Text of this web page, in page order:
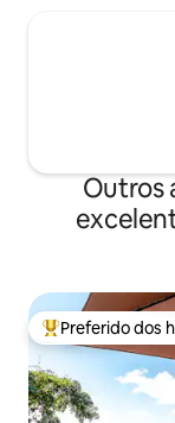
Outros
Entre os
Preferido dos